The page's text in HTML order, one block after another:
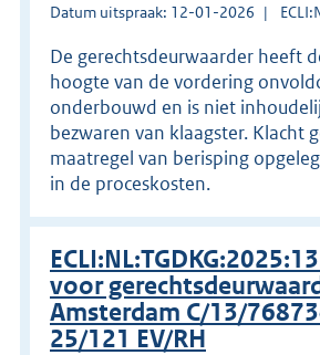
Datum uitspraak: 12-01-2026
De gerechtsdeurwaarder heeft
hoogte van de vordering
onderbouwd en is niet
bezwaren van klaagster. Klacht
maatregel van berisping
in de proceskosten.
voor
Amsterdam C/13/
25/121 EV/RH